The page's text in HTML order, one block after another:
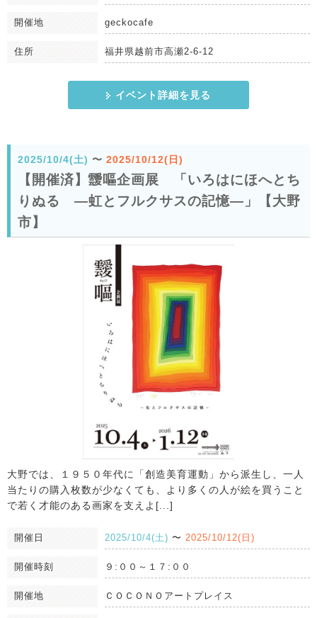
開催地 geckocafe
住所 福井県越前市高瀬2-6-12
イベント詳細を見る
2025/10/4(土) 〜 2025/10/12(日)
【開催済】靉嘔企画展 「いろはにほへとち
りぬる —虹とフルクサスの記憶―」【大野
市】
大野では、１９５０年代に「創造美育運動」から派生し、一人
当たりの購入枚数が少なくても、より多くの人が絵を買うこと
で若く才能のある画家を支えよ[...]
開催日 2025/10/4(土) 〜 2025/10/12(日)
開催時刻 ９:００～１７:００
開催地 ＣＯＣＯＮＯアートプレイス